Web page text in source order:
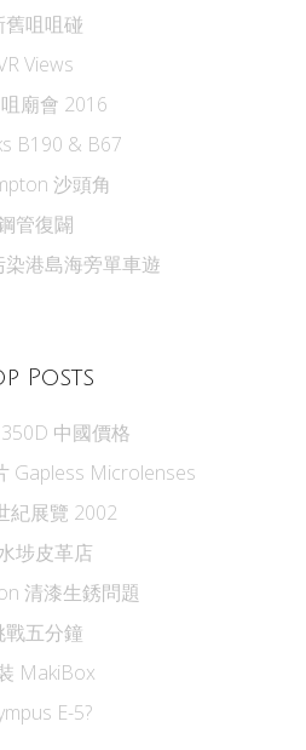
舊咀咀碰
Views
廟會 2016
B190 & B67
沙頭角
管復闢
港島海旁單車遊
Posts
中國價格
Gapless Microlenses
紀展覽 2002
埗皮革店
清漆生銹問題
戰五分鐘
MakiBox
E-5?